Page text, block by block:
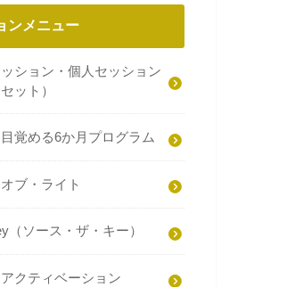
ンメニュー
ション・個人セッション
ット）
覚める6か月プログラム
ブ・ライト
（ソース・ザ・キー）
クティベーション